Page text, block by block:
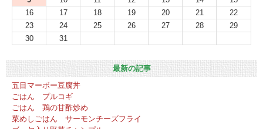
16
17 18 19 20 21
22
23
24 25 26 27 28
29
30
31
最新の記事
五目マーボー豆腐丼
ごはん プルコギ
ごはん 鶏の甘酢炒め
菜めしごはん サーモンチーズフライ